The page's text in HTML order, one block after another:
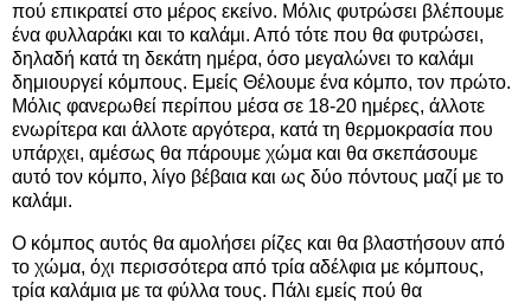
πού επικρατεί στο μέρος εκείνο. Μόλις φυτρώσει βλέπουμε
ένα φυλλαράκι και το καλάμι. Από τότε που θα φυτρώσει,
δηλαδή κατά τη δεκάτη ημέρα, όσο μεγαλώνει το καλάμι
δημιουργεί κόμπους. Εμείς Θέλουμε ένα κόμπο, τον πρώτο.
Μόλις φανερωθεί περίπου μέσα σε 18-20 ημέρες, άλλοτε
ενωρίτερα και άλλοτε αργότερα, κατά τη θερμοκρασία που
υπάρχει, αμέσως θα πάρουμε χώμα και θα σκεπάσουμε
αυτό τον κόμπο, λίγο βέβαια και ως δύο πόντους μαζί με το
καλάμι.
Ο κόμπος αυτός θα αμολήσει ρίζες και θα βλαστήσουν από
το χώμα, όχι περισσότερα από τρία αδέλφια με κόμπους,
τρία καλάμια με τα φύλλα τους. Πάλι εμείς πού θα